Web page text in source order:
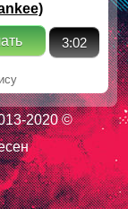
3:02
2020 ©